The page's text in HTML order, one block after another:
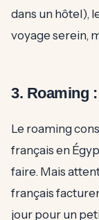
dans un hôtel),
voyage serein,
3. Roaming
Le roaming
français en
faire. Mais
français
jour pour un